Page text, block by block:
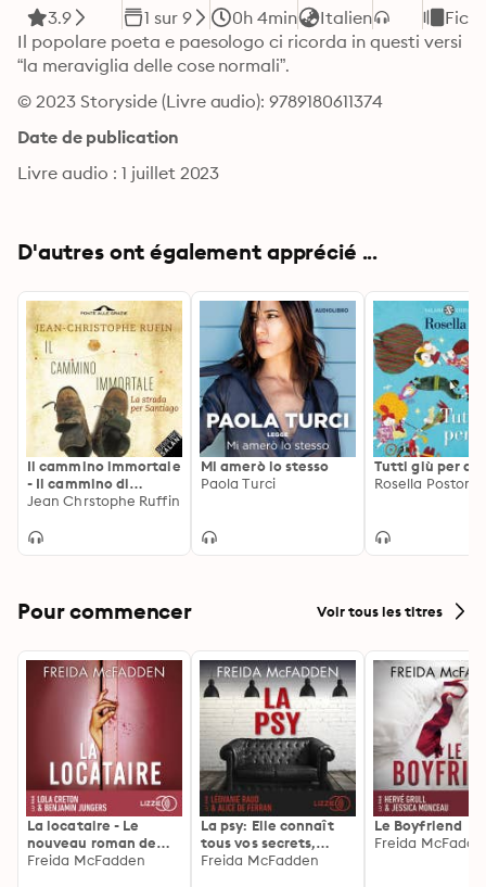
3.9 1 sur 9 0h 4min Italien
Il popolare poeta e paesologo ci ricorda in questi versi
“la meraviglia delle cose normali”.
© 2023 Storyside (Livre audio): 9789180611374
Date de publication
Livre audio : 1 juillet 2023
D'autres ont également apprécié ...
Il cammino immortale
- Il cammino di
Santiago
Jean Chrstophe Ruffin
Mi amerò lo stesso
Paola Turci
Tutti giù per
Rosella
Pour commencer Voir tous les titres
La locataire - Le
nouveau roman de
l'autrice de La femme
Freida McFadden
La psy: Elle connaît
tous vos secrets,
découvrez les siens ...
Freida McFadden
Le Boyfriend
Freida